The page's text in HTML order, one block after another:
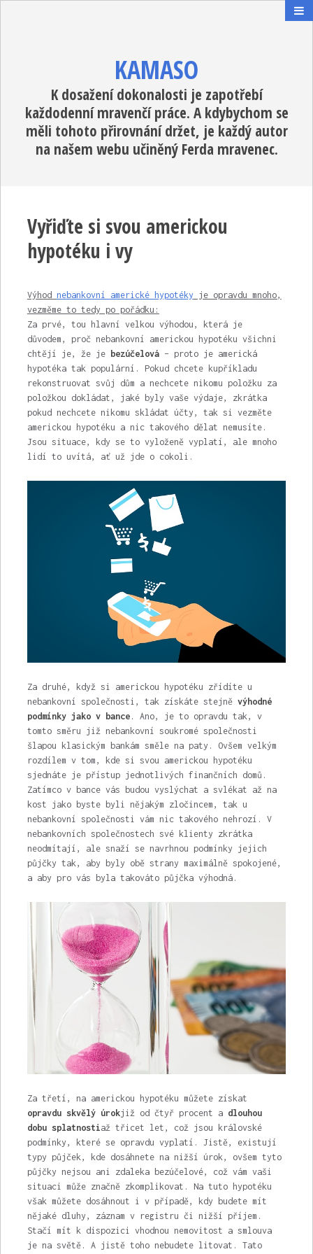
KAMASO
K dosažení dokonalosti je zapotřebí
každodenní mravenčí práce. A kdybychom se
měli tohoto přirovnání držet, je každý autor
na našem webu učiněný Ferda mravenec.
Vyřiďte si svou americkou
hypotéku i vy
Výhod nebankovní americké hypotéky je opravdu mnoho,
vezměme to tedy po pořádku:
Za prvé, tou hlavní velkou výhodou, která je
důvodem, proč nebankovní americkou hypotéku všichni
chtějí je, že je bezúčelová– proto je americká
hypotéka tak populární. Pokud chcete kupříkladu
rekonstruovat svůj dům a nechcete nikomu položku za
položkou dokládat, jaké byly vaše výdaje, zkrátka
pokud nechcete nikomu skládat účty, tak si vezměte
americkou hypotéku a nic takového dělat nemusíte.
Jsou situace, kdy se to vyloženě vyplatí, ale mnoho
lidí to uvítá, ať už jde o cokoli.
Za druhé, když si americkou hypotéku zřídíte u
nebankovní společnosti, tak získáte stejně výhodné
podmínky jako v bance. Ano, je to opravdu tak, v
tomto směru již nebankovní soukromé společnosti
šlapou klasickým bankám směle na paty. Ovšem velkým
rozdílem v tom, kde si svou americkou hypotéku
sjednáte je přístup jednotlivých finančních domů.
Zatímco v bance vás budou vyslýchat a svlékat až na
kost jako byste byli nějakým zločincem, tak u
nebankovní společnosti vám nic takového nehrozí. V
nebankovních společnostech své klienty zkrátka
neodmítají, ale snaží se navrhnou podmínky jejich
půjčky tak, aby byly obě strany maximálně spokojené,
a aby pro vás byla takováto půjčka výhodná.
Za třetí, na americkou hypotéku můžete získat
opravdu skvělý úrokjiž od čtyř procent a dlouhou
dobu splatnostiaž třicet let, což jsou královské
podmínky, které se opravdu vyplatí. Jistě, existují
typy půjček, kde dosáhnete na nižší úrok, ovšem tyto
půjčky nejsou ani zdaleka bezúčelové, což vám vaši
situaci může značně zkomplikovat. Na tuto hypotéku
však můžete dosáhnout i v případě, kdy budete mít
nějaké dluhy, záznam v registru či nižší příjem.
Stačí mít k dispozici vhodnou nemovitost a smlouva
je na světě. A jistě toho nebudete litovat. Tato